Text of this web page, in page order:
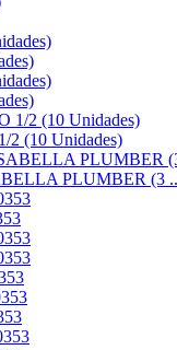
(10 Unidades)
PLUMBER (3